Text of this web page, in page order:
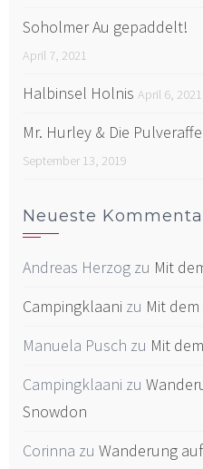
Soholmer Au gepaddelt!
April 7, 2021
Halbinsel Holnis April 6, 2021
Mr. Hurley & Die
September 13, 2019
Neueste
Andreas Herzog zu Mit
Campingklaani zu Mit
Manuela Pusch zu Mit
Campingklaani zu
Snowdon
Corinna zu Wanderung